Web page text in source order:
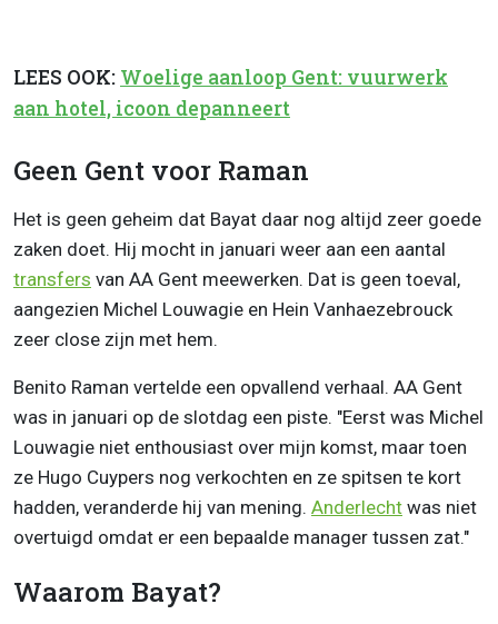
LEES OOK: Woelige aanloop Gent: vuurwerk
aan hotel, icoon depanneert
Geen Gent voor Raman
Het is geen geheim dat Bayat daar nog altijd zeer goede
zaken doet. Hij mocht in januari weer aan een aantal
transfers van AA Gent meewerken. Dat is geen toeval,
aangezien Michel Louwagie en Hein Vanhaezebrouck
zeer close zijn met hem.
Benito Raman vertelde een opvallend verhaal. AA Gent
was in januari op de slotdag een piste. "Eerst was Michel
Louwagie niet enthousiast over mijn komst, maar toen
ze Hugo Cuypers nog verkochten en ze spitsen te kort
hadden, veranderde hij van mening. Anderlecht was niet
overtuigd omdat er een bepaalde manager tussen zat."
Waarom Bayat?